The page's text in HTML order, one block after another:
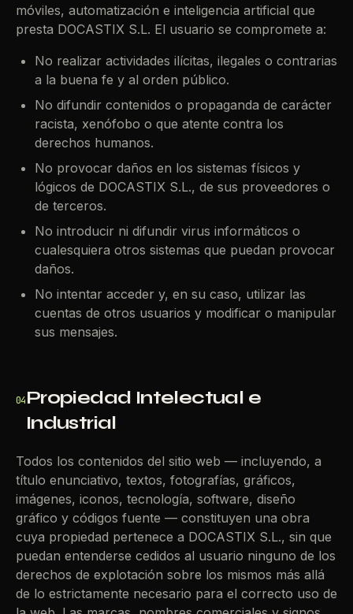
móviles, automatización e inteligencia artificial que
presta DOCASTIX S.L. El usuario se compromete a:
No realizar actividades ilícitas, ilegales o contrarias
a la buena fe y al orden público.
No difundir contenidos o propaganda de carácter
racista, xenófobo o que atente contra los
derechos humanos.
No provocar daños en los sistemas físicos y
lógicos de DOCASTIX S.L., de sus proveedores o
de terceros.
No introducir ni difundir virus informáticos o
cualesquiera otros sistemas que puedan provocar
daños.
No intentar acceder y, en su caso, utilizar las
cuentas de otros usuarios y modificar o manipular
sus mensajes.
04Propiedad Intelectual e
Industrial
Todos los contenidos del sitio web — incluyendo, a
título enunciativo, textos, fotografías, gráficos,
imágenes, iconos, tecnología, software, diseño
gráfico y códigos fuente — constituyen una obra
cuya propiedad pertenece a DOCASTIX S.L., sin que
puedan entenderse cedidos al usuario ninguno de los
derechos de explotación sobre los mismos más allá
de lo estrictamente necesario para el correcto uso de